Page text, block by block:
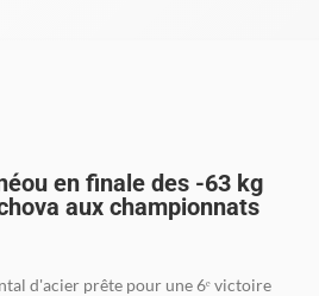
en finale des -63 kg
aux championnats
d'acier prête pour une 6ᵉ victoire